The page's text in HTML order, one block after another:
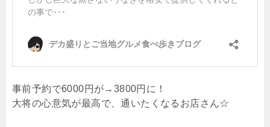
事前予約で6000円が→3800円に！
大将の心意気が最高で、通いたくなるお店さん☆